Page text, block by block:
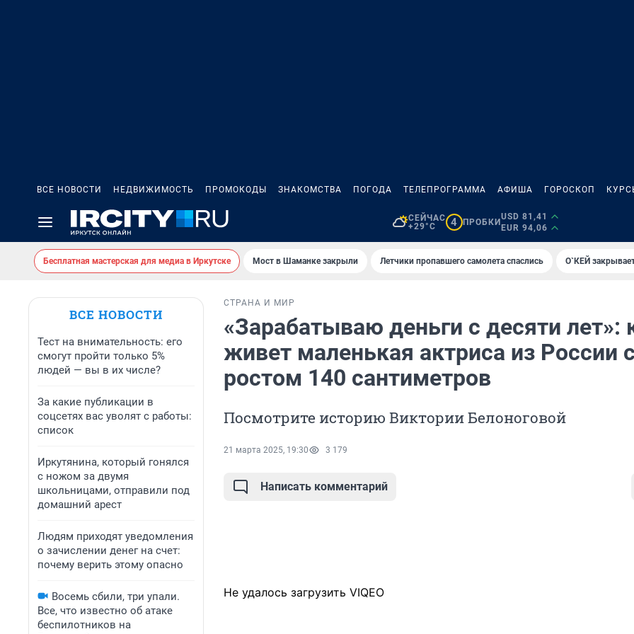
ВСЕ НОВОСТИ НЕДВИЖИМОСТЬ ПРОМОКОДЫ ЗНАКОМСТВА ПОГОДА ТЕЛЕПРОГРАММА АФИША ГОРОСКОП
СЕЙЧАС
+29°C
4 ПРОБКИ
USD 81,41
EUR 94,06
Бесплатная мастерская для медиа в Иркутске Мост в Шаманке закрыли Летчики пропавшего самолета спаслись О`КЕЙ
ВСЕ НОВОСТИ
Тест на внимательность: его
смогут пройти только 5%
людей — вы в их числе?
За какие публикации в
соцсетях вас уволят с работы:
список
Иркутянина, который гонялся
с ножом за двумя
школьницами, отправили под
домашний арест
Людям приходят уведомления
о зачислении денег на счет:
почему верить этому опасно
Восемь сбили, три упали.
Все, что известно об атаке
беспилотников на
СТРАНА И МИР
«Зарабатываю деньги с десяти лет»:
живет маленькая актриса из России с
ростом 140 сантиметров
Посмотрите историю Виктории Белоноговой
21 марта 2025, 19:30 3 179
Написать комментарий
Не удалось загрузить VIQEO